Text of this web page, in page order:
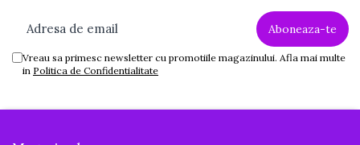
Simplu de utilizat, uşor de curăţat şi
Vreau sa primesc newsletter cu promotiile magazinului. Afla mai multe
in Politica de Confidentialitate